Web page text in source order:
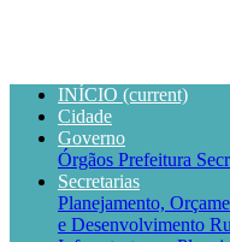
INÍCIO (current)
Cidade
Governo
Órgãos Prefeitura
Secretarias
Planejamento,
e Desenvolvimento